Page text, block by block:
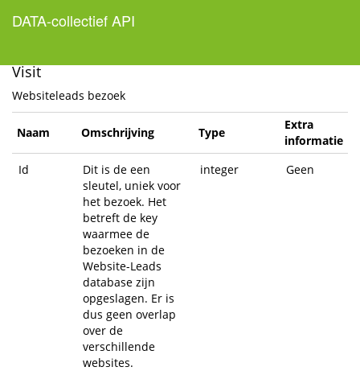
DATA-collectief API
Visit
Websiteleads bezoek
Naam Omschrijving Type
Extra
informatie
Id
Dit is de een
sleutel, uniek voor
het bezoek. Het
betreft de key
waarmee de
bezoeken in de
Website-Leads
database zijn
opgeslagen. Er is
dus geen overlap
over de
verschillende
websites.
integer Geen